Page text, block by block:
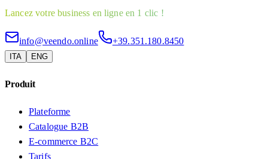
Lancez votre business en ligne en 1 clic !
info@veendo.online +39.351.180.8450
ITA ENG
Produit
Plateforme
Catalogue B2B
E-commerce B2C
Tarifs